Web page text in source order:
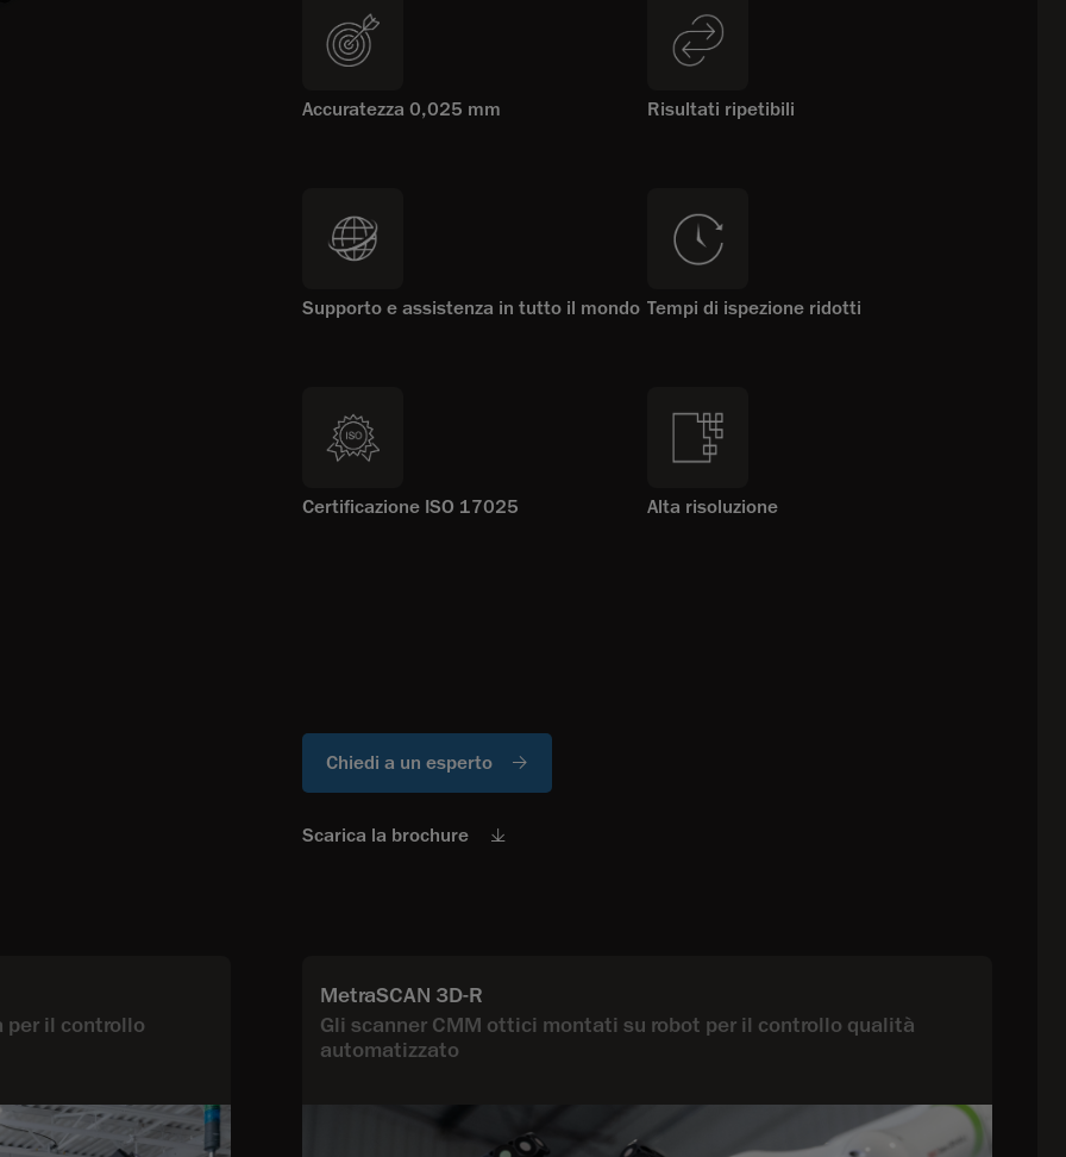
Accuratezza 0,025 mm Risultati ripetibili
Supporto e assistenza in tutto il mondo Tempi di ispezione ridotti
Certificazione ISO 17025 Alta risoluzione
Chiedi a un esperto
Scarica la brochure
per il controllo
MetraSCAN 3D-R
Gli scanner CMM ottici montati su robot per il controllo qualità
automatizzato